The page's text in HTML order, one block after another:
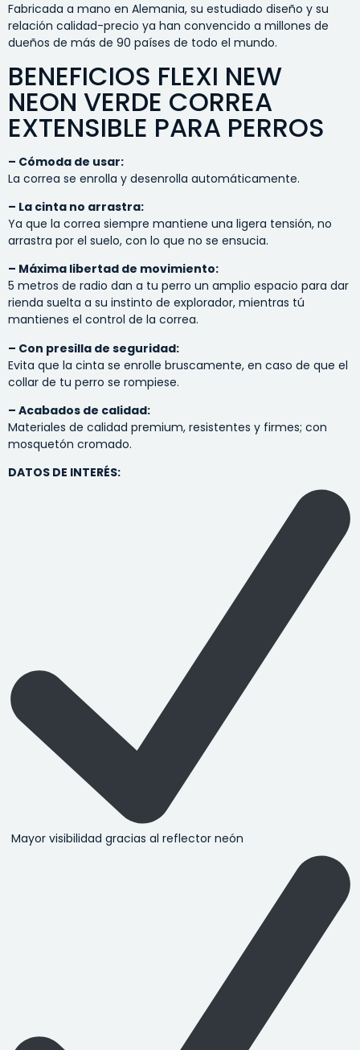
Fabricada a mano en Alemania, su estudiado diseño y su
relación calidad-precio ya han convencido a millones de
dueños de más de 90 países de todo el mundo.
BENEFICIOS FLEXI NEW
NEON VERDE CORREA
EXTENSIBLE PARA PERROS
– Cómoda de usar:
La correa se enrolla y desenrolla automáticamente.
– La cinta no arrastra:
Ya que la correa siempre mantiene una ligera tensión, no
arrastra por el suelo, con lo que no se ensucia.
– Máxima libertad de movimiento:
5 metros de radio dan a tu perro un amplio espacio para dar
rienda suelta a su instinto de explorador, mientras tú
mantienes el control de la correa.
– Con presilla de seguridad:
Evita que la cinta se enrolle bruscamente, en caso de que el
collar de tu perro se rompiese.
– Acabados de calidad:
Materiales de calidad premium, resistentes y firmes; con
mosquetón cromado.
DATOS DE INTERÉS:
Mayor visibilidad gracias al reflector neón